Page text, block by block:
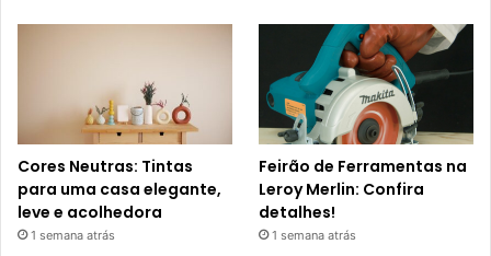
Cores Neutras: Tintas
para uma casa elegante,
leve e acolhedora
1 semana atrás
Feirão de Ferramentas na
Leroy Merlin: Confira
detalhes!
1 semana atrás